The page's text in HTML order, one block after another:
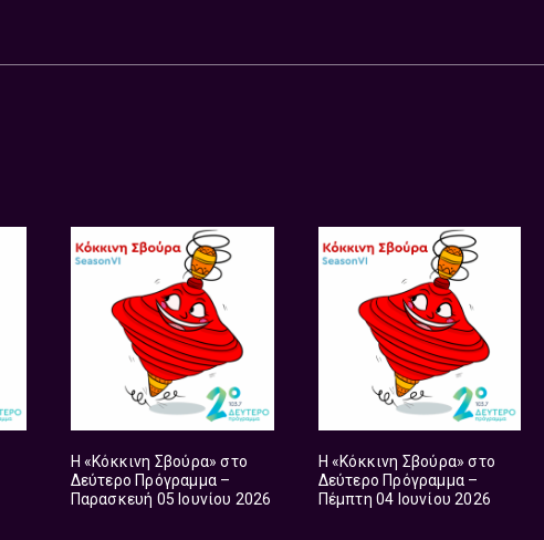
Η «Κόκκινη Σβούρα» στο
Δεύτερο Πρόγραμμα –
Παρασκευή 05 Ιουνίου 2026
Η «Κόκκινη Σβούρα» στο
Δεύτερο Πρόγραμμα –
Πέμπτη 04 Ιουνίου 2026